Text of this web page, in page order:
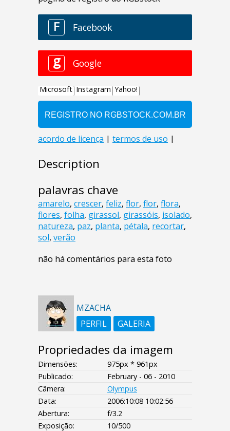
Description
palavras chave
amarelo, crescer, feliz, flor, flor, flora,
flores, folha, girassol, girassóis, isolado,
natureza, paz, planta, pétala, recortar,
sol, verão
não há comentários para esta foto
MZACHA
PERFIL
GALERIA
Propriedades da imagem
Dimensões:
975px * 961px
Publicado:
February - 06 - 2010
Câmera:
Olympus
Data:
2006:10:08 10:02:56
Abertura:
f/3.2
Exposição:
10/500